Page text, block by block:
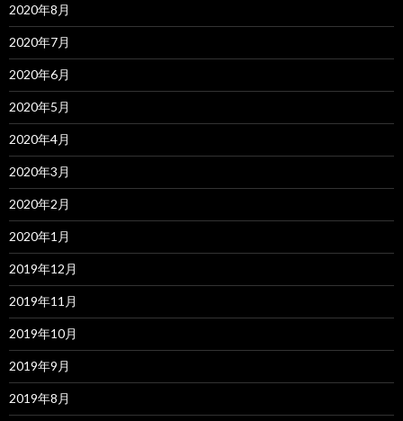
2020年8月
2020年7月
2020年6月
2020年5月
2020年4月
2020年3月
2020年2月
2020年1月
2019年12月
2019年11月
2019年10月
2019年9月
2019年8月